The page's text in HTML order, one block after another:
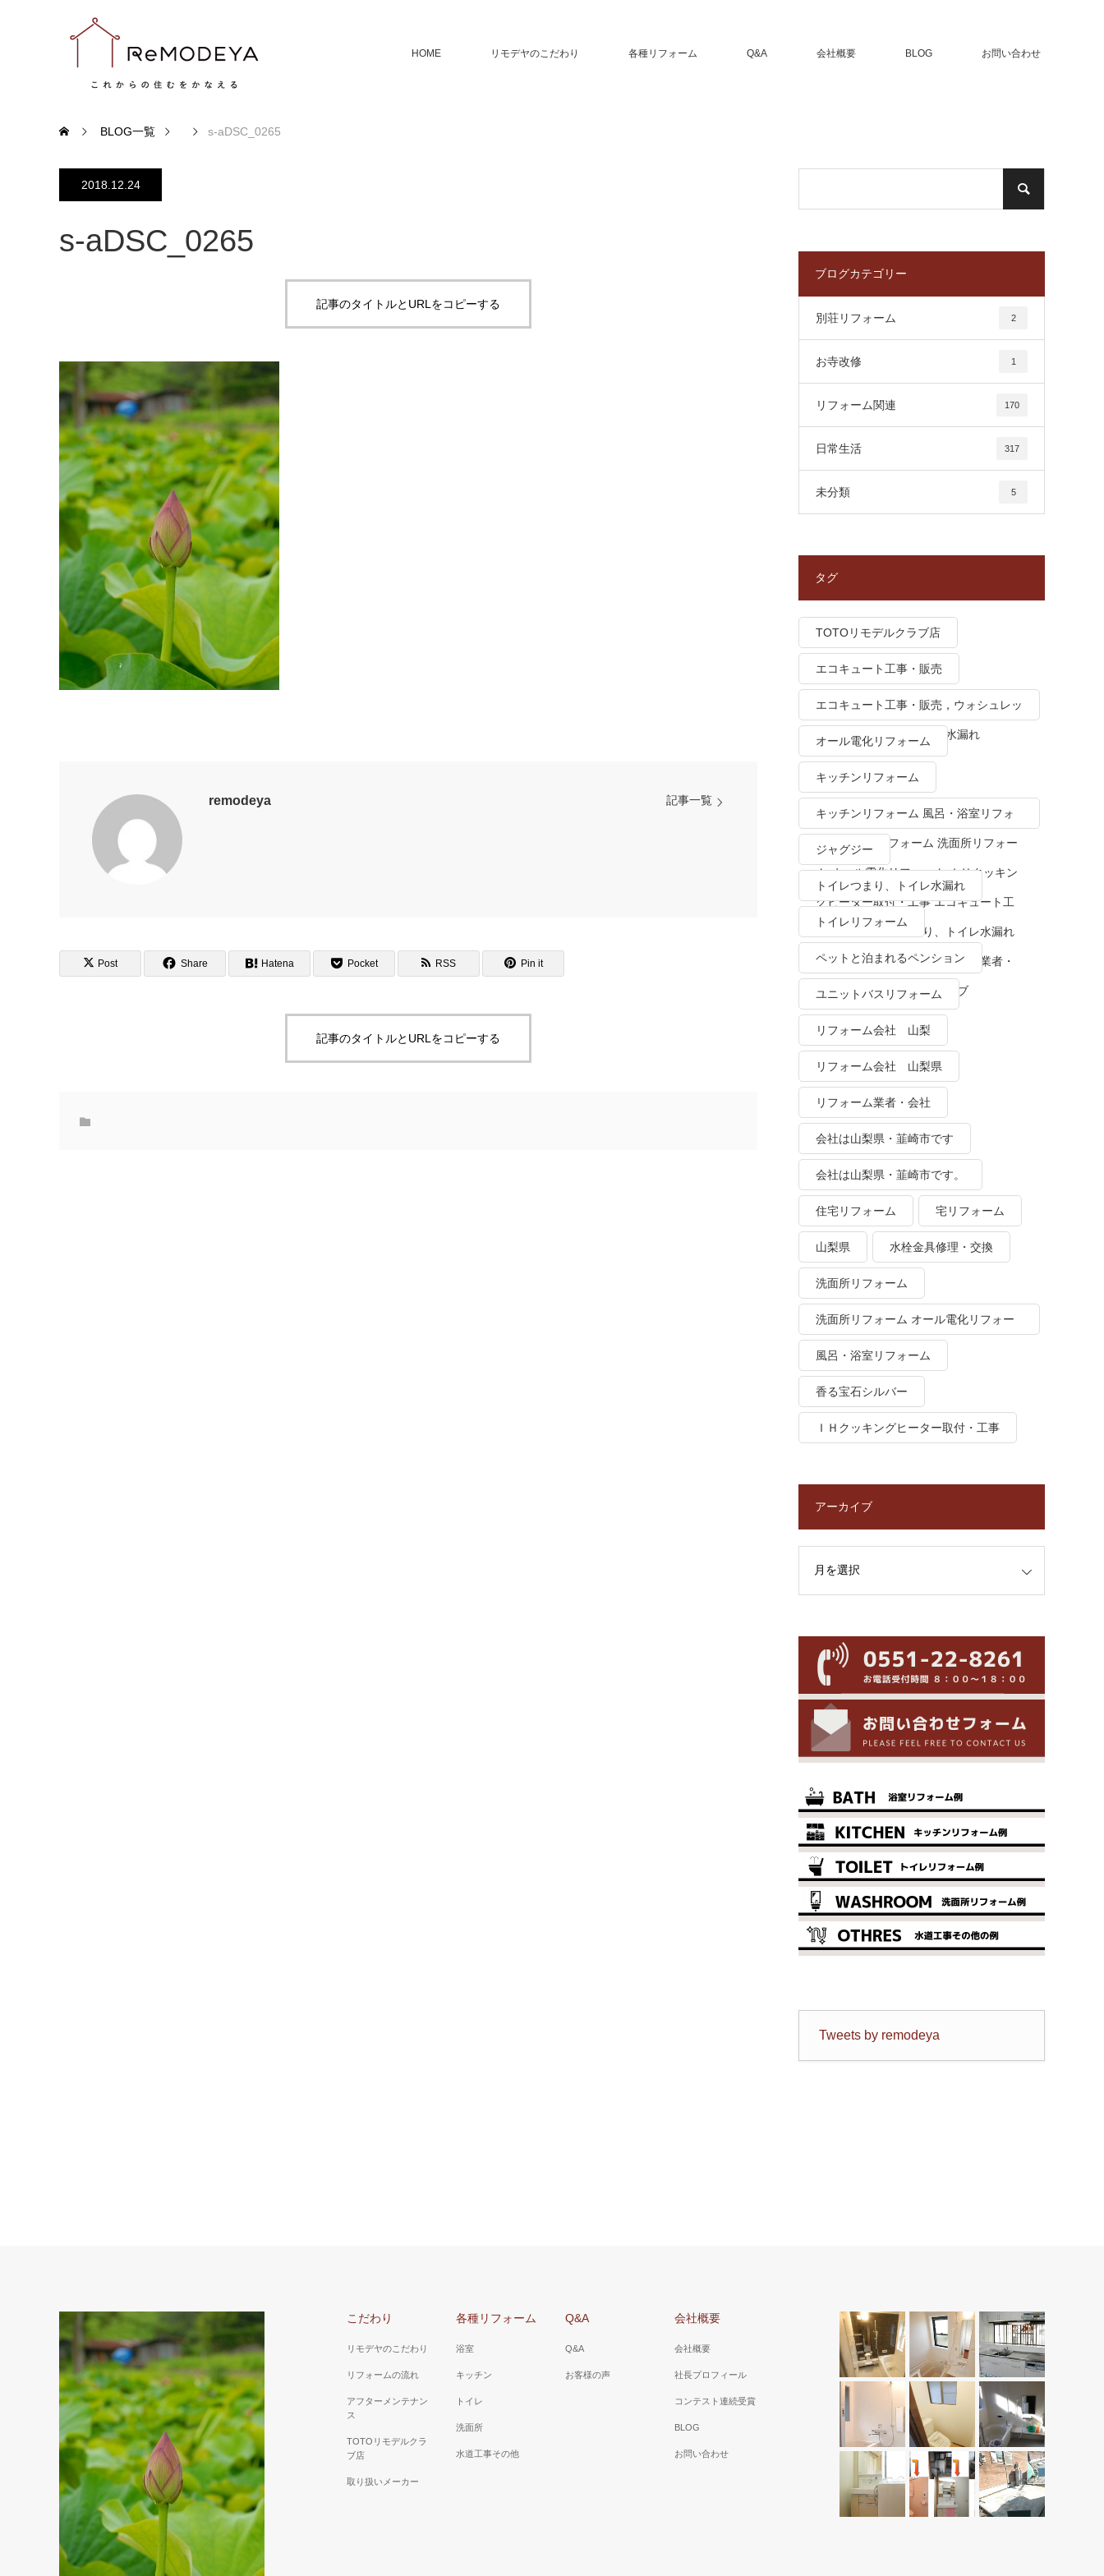
HOME リモデヤのこだわり 各種リフォーム Q&A 会社概要 BLOG お問い合わせ
BLOG一覧 s-aDSC_0265
2018.12.24
s-aDSC_0265
記事のタイトルとURLをコピーする
remodeya 記事一覧
Post Share Hatena Pocket RSS Pin it
記事のタイトルとURLをコピーする
ブログカテゴリー
別荘リフォーム 2
お寺改修 1
リフォーム関連 170
日常生活 317
未分類 5
タグ
TOTOリモデルクラブ店
エコキュート工事・販売
エコキュート工事・販売，ウォシュレッ
ト トイレつまり、トイレ水漏れ
オール電化リフォーム
キッチンリフォーム
キッチンリフォーム 風呂・浴室リフォ
ーム トイレリフォーム 洗面所リフォー
ム オール電化リフォーム ＩＨクッキン
グヒーター取付・工事 エコキュート工
事・販売 トイレつまり、トイレ水漏れ
水栓金具修理・交換 リフォーム業者・
会社 ＴＯＴＯリモデルクラブ
ジャグジー
トイレつまり、トイレ水漏れ
トイレリフォーム
ペットと泊まれるペンション
ユニットバスリフォーム
リフォーム会社 山梨
リフォーム会社 山梨県
リフォーム業者・会社
会社は山梨県・韮崎市です
会社は山梨県・韮崎市です。
住宅リフォーム 宅リフォーム
山梨県 水栓金具修理・交換
洗面所リフォーム
洗面所リフォーム オール電化リフォー
ム
風呂・浴室リフォーム
香る宝石シルバー
ＩＨクッキングヒーター取付・工事
アーカイブ
Tweets by remodeya
こだわり
リモデヤのこだわり
リフォームの流れ
アフターメンテナン
ス
TOTOリモデルクラ
ブ店
取り扱いメーカー
各種リフォーム
浴室
キッチン
トイレ
洗面所
水道工事その他
Q&A
Q&A
お客様の声
会社概要
会社概要
社長プロフィール
コンテスト連続受賞
BLOG
お問い合わせ